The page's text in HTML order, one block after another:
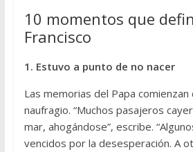
10 momentos que
Francisco
1. Estuvo a punto de no nacer
Las memorias del Papa comienzan
naufragio. “Muchos pasajeros
mar, ahogándose”, escribe.
vencidos por la desesperación. A